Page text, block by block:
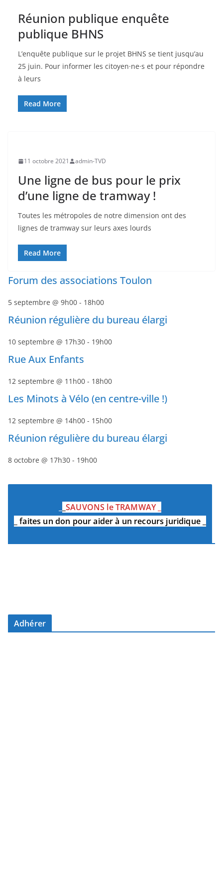
Réunion publique enquête
publique BHNS
L’enquête publique sur le projet BHNS se tient jusqu’au
25 juin. Pour informer les citoyen·ne·s et pour répondre
à leurs
Read More
11 octobre 2021 admin-TVD
Une ligne de bus pour le prix
d’une ligne de tramway !
Toutes les métropoles de notre dimension ont des
lignes de tramway sur leurs axes lourds
Read More
Forum des associations Toulon
5 septembre @ 9h00 - 18h00
Réunion régulière du bureau élargi
10 septembre @ 17h30 - 19h00
Rue Aux Enfants
12 septembre @ 11h00 - 18h00
Les Minots à Vélo (en centre-ville !)
12 septembre @ 14h00 - 15h00
Réunion régulière du bureau élargi
8 octobre @ 17h30 - 19h00
_SAUVONS le TRAMWAY_
_faites un don pour aider à un recours juridique_
Adhérer